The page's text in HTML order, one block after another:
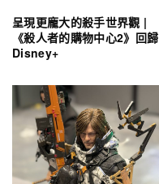
呈現更龐大的殺手世界觀 |
《殺人者的購物中心2》回歸
Disney+